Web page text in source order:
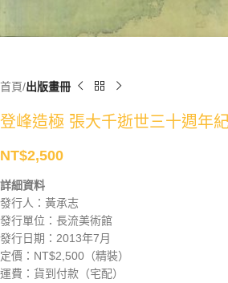
首頁 出版畫冊
登峰造極 張大千逝世三十週年
NT$2,500
詳細資料
發行人：黃承志
發行單位：長流美術館
發行日期：2013年7月
定價：NT$2,500（精裝）
運費：貨到付款（宅配）